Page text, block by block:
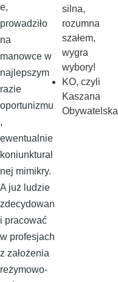
e,
prowadziło
na
manowce w
najlepszym
razie
oportunizmu
,
ewentualnie
koniunktural
nej mimikry.
A już ludzie
zdecydowan
i pracować
w profesjach
z założenia
reżymowo-
silna,
rozumna
szałem,
wygra
wybory!
KO, czyli
Kaszana
Obywatelska